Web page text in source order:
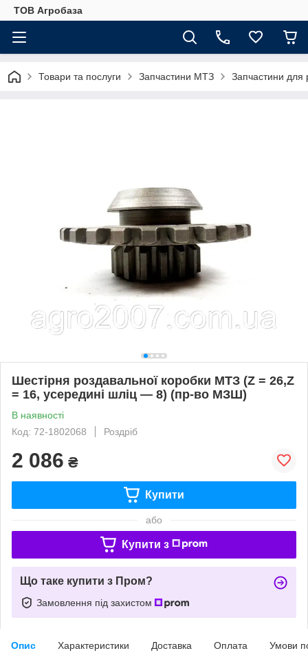
ТОВ Агробаза
Товари та послуги Запчастини МТЗ Запчастини для
Шестірня роздавальної коробки МТЗ (Z = 26,Z
= 16, усередині шліц — 8) (пр-во МЗШ)
В наявності
Код: 72-1802068
Роздріб
2 086 ₴
Купити
або
Купити з
Що таке купити з Пром?
Замовлення під захистом
Опис Характеристики Доставка Оплата Умови